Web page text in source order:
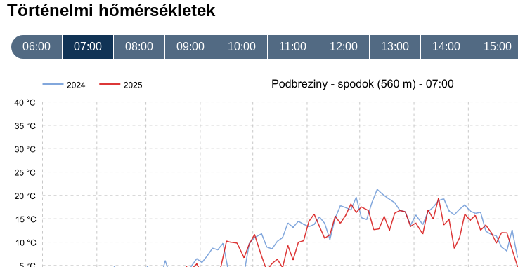
Történelmi hőmérsékletek
06:00 07:00 08:00 09:00 10:00 11:00 12:00 13:00 14:00 15:00